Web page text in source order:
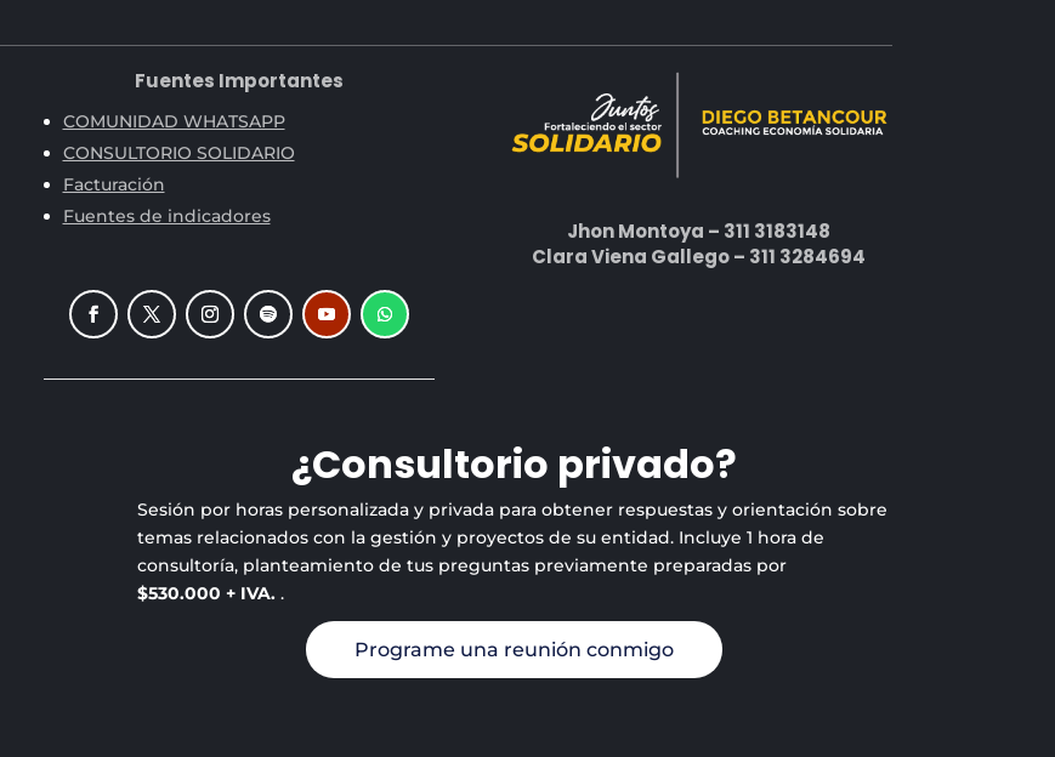
Fuentes Importantes
COMUNIDAD WHATSAPP
CONSULTORIO SOLIDARIO
Facturación
Fuentes de indicadores
Jhon Montoya – 311 3183148
Clara Viena Gallego – 311 3284694
¿Consultorio privado?
Sesión por horas personalizada y privada para obtener respuestas y orientación sobre
temas relacionados con la gestión y proyectos de su entidad. Incluye 1 hora de
consultoría, planteamiento de tus preguntas previamente preparadas por
$530.000 + IVA. .
Programe una reunión conmigo